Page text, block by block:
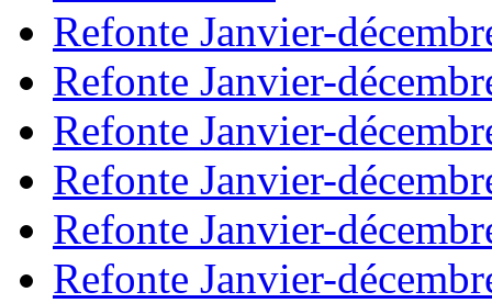
Refonte Janvier-
Refonte Janvier-
Refonte Janvier-
Refonte Janvier-
Refonte Janvier-
Refonte Janvier-